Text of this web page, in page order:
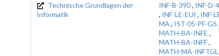
Technische Grundlagen der
Informatik
INF-B-390, INF-D-
, INF-LE-EUI , INF-
MA , IST-05-PF-GS
MATH-BA-INFE ,
MATH-BA-INFF,
MATH-MA-INFTGL